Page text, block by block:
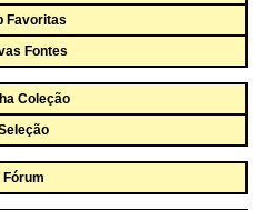
Favoritas
Fontes
Coleção
Fórum